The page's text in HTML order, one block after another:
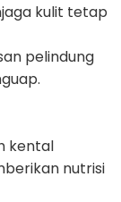
kulit tetap
pelindung
kental
nutrisi